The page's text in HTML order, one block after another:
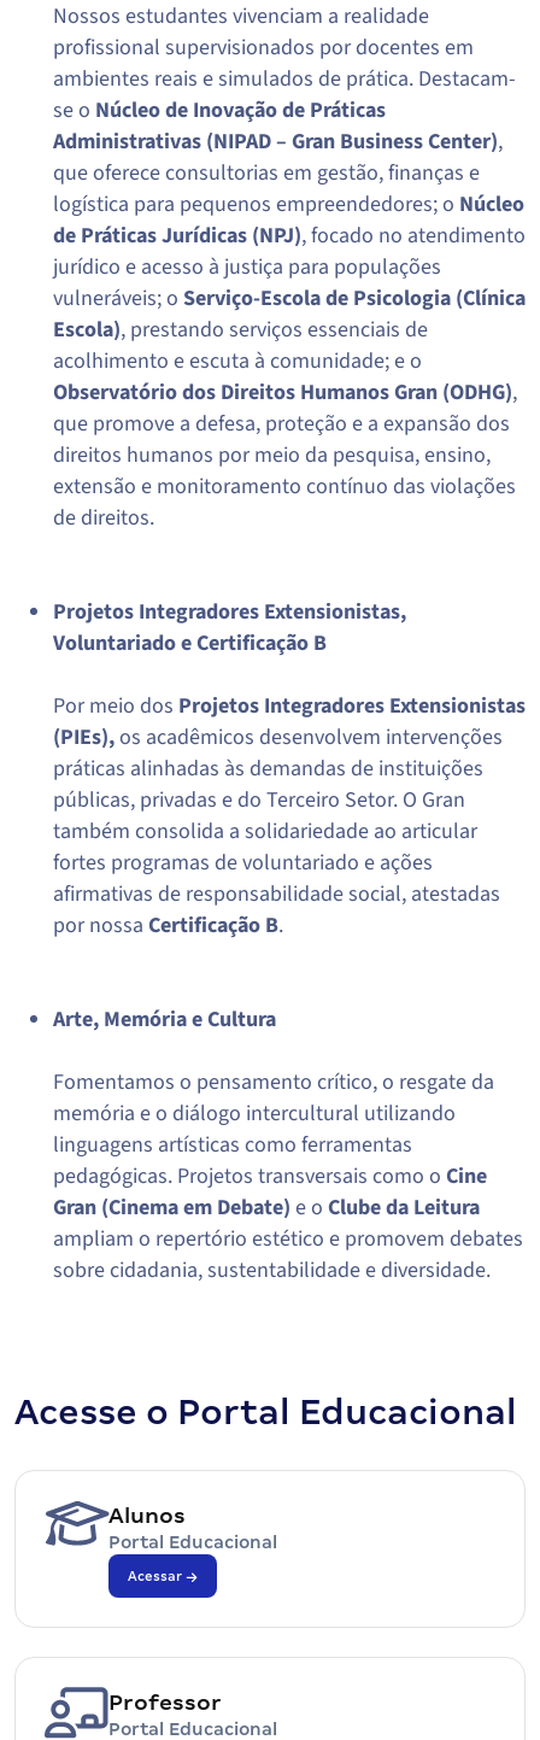
Nossos estudantes vivenciam a realidade
profissional supervisionados por docentes em
ambientes reais e simulados de prática. Destacam-
se o Núcleo de Inovação de Práticas
Administrativas (NIPAD – Gran Business Center),
que oferece consultorias em gestão, finanças e
logística para pequenos empreendedores; o Núcleo
de Práticas Jurídicas (NPJ), focado no atendimento
jurídico e acesso à justiça para populações
vulneráveis; o Serviço-Escola de Psicologia (Clínica
Escola), prestando serviços essenciais de
acolhimento e escuta à comunidade; e o
Observatório dos Direitos Humanos Gran (ODHG),
que promove a defesa, proteção e a expansão dos
direitos humanos por meio da pesquisa, ensino,
extensão e monitoramento contínuo das violações
de direitos.
Projetos Integradores Extensionistas,
Voluntariado e Certificação B
Por meio dos Projetos Integradores Extensionistas
(PIEs),os acadêmicos desenvolvem intervenções
práticas alinhadas às demandas de instituições
públicas, privadas e do Terceiro Setor. O Gran
também consolida a solidariedade ao articular
fortes programas de voluntariado e ações
afirmativas de responsabilidade social, atestadas
por nossa Certificação B.
Arte, Memória e Cultura
Fomentamos o pensamento crítico, o resgate da
memória e o diálogo intercultural utilizando
linguagens artísticas como ferramentas
pedagógicas. Projetos transversais como o Cine
Gran (Cinema em Debate) e o Clube da Leitura
ampliam o repertório estético e promovem debates
sobre cidadania, sustentabilidade e diversidade.
Acesse o Portal Educacional
Alunos
Portal Educacional
Acessar
Professor
Portal Educacional